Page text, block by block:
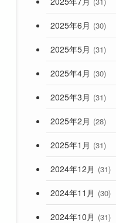
2025年6月 (30)
2025年5月 (31)
2025年4月 (30)
2025年3月 (31)
2025年2月 (28)
2025年1月 (31)
2024年12月 (31)
2024年11月 (30)
2024年10月 (31)